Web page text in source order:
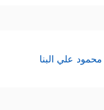
محمود علي البنا